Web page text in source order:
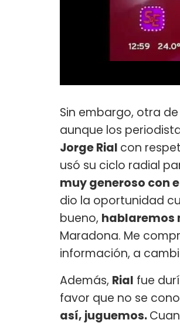
Sin embargo, otra
aunque los
Jorge Rial con
usó su ciclo radial
muy generoso con
dio la oportunidad
bueno, hablaremos
Maradona. Me
información, a
Además, Rial fue
favor que no se
así, juguemos.